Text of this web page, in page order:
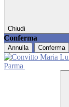
Chiudi
Conferma
Annulla Conferma
Parma